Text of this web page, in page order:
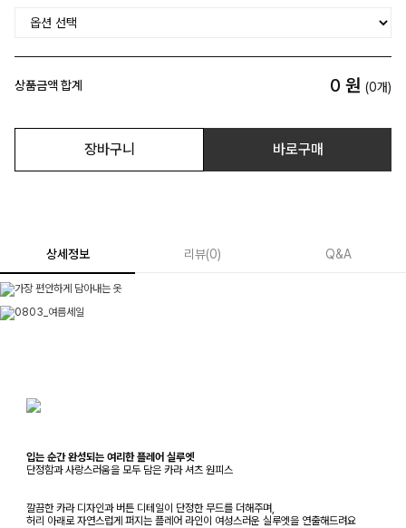
상품금액 합계 0 원 (0개)
장바구니 바로구매
상세정보 리뷰(0) Q&A
입는 순간 완성되는 여리한 플레어 실루엣
단정함과 사랑스러움을 모두 담은 카라 셔츠 원피스
깔끔한 카라 디자인과 버튼 디테일이 단정한 무드를 더해주며,
허리 아래로 자연스럽게 퍼지는 플레어 라인이 여성스러운 실루엣을 연출해드려요